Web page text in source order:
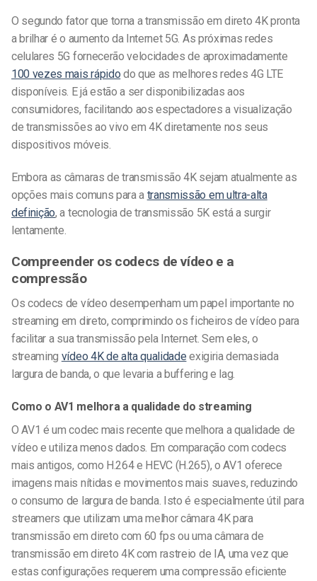
O segundo fator que torna a transmissão em direto 4K pronta
a brilhar é o aumento da Internet 5G. As próximas redes
celulares 5G fornecerão velocidades de aproximadamente
100 vezes mais rápido do que as melhores redes 4G LTE
disponíveis. E já estão a ser disponibilizadas aos
consumidores, facilitando aos espectadores a visualização
de transmissões ao vivo em 4K diretamente nos seus
dispositivos móveis.
Embora as câmaras de transmissão 4K sejam atualmente as
opções mais comuns para a transmissão em ultra-alta
definição, a tecnologia de transmissão 5K está a surgir
lentamente.
Compreender os codecs de vídeo e a
compressão
Os codecs de vídeo desempenham um papel importante no
streaming em direto, comprimindo os ficheiros de vídeo para
facilitar a sua transmissão pela Internet. Sem eles, o
streaming vídeo 4K de alta qualidade exigiria demasiada
largura de banda, o que levaria a buffering e lag.
Como o AV1 melhora a qualidade do streaming
O AV1 é um codec mais recente que melhora a qualidade de
vídeo e utiliza menos dados. Em comparação com codecs
mais antigos, como H.264 e HEVC (H.265), o AV1 oferece
imagens mais nítidas e movimentos mais suaves, reduzindo
o consumo de largura de banda. Isto é especialmente útil para
streamers que utilizam uma melhor câmara 4K para
transmissão em direto com 60 fps ou uma câmara de
transmissão em direto 4K com rastreio de IA, uma vez que
estas configurações requerem uma compressão eficiente